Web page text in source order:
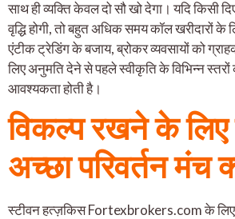
साथ ही व्यक्ति केवल दो सौ खो देगा। यदि किसी
वृद्धि होगी, तो बहुत अधिक समय कॉल खरीदारों के
एंटीक ट्रेडिंग के बजाय, ब्रोकर व्यवसायों को
लिए अनुमति देने से पहले स्वीकृति के विभिन्न
आवश्यकता होती है।
विकल्प रखने के
अच्छा परिवर्तन मंच
स्टीवन हत्ज़किस Fortexbrokers.com के